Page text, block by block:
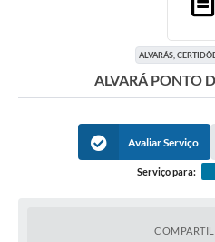
ALVARÁS,
ALVARÁ PONTO
Avaliar Serviço
Serviço para: